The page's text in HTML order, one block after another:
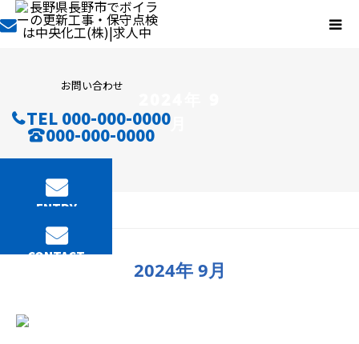
お問い合わせ
TEL 000-000-0000
000-000-0000
ENTRY
CONTACT
月
2024年 9月